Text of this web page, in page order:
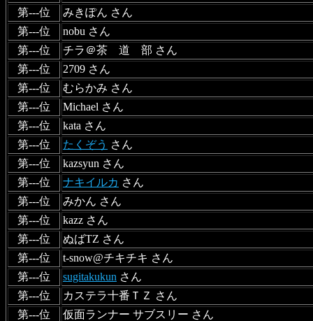
第---位
みきぽん さん
第---位
nobu さん
第---位
チラ＠茶 道 部 さん
第---位
2709 さん
第---位
むらかみ さん
第---位
Michael さん
第---位
kata さん
第---位
たくぞう さん
第---位
kazsyun さん
第---位
ナキイルカ さん
第---位
みかん さん
第---位
kazz さん
第---位
ぬばTZ さん
第---位
t-snow@チキチキ さん
第---位
sugitakukun さん
第---位
カステラ十番ＴＺ さん
第---位
仮面ランナー サブスリー さん